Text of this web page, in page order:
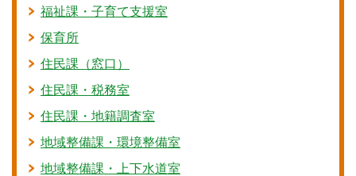
福祉課・子育て支援室
保育所
住民課（窓口）
住民課・税務室
住民課・地籍調査室
地域整備課・環境整備室
地域整備課・上下水道室